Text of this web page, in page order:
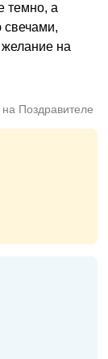
темно, а
свечами,
желание на
Поздравителе